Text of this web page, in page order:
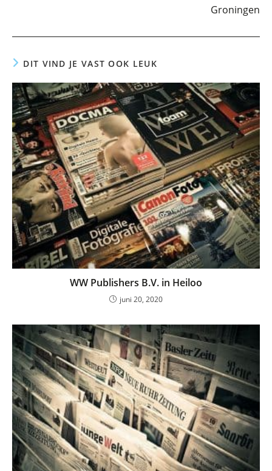
Groningen
DIT VIND JE VAST OOK LEUK
WW Publishers B.V. in Heiloo
juni 20, 2020